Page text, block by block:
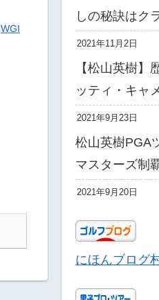
WGI
しの秘訣はク
2021年11月2日
【松山英樹】
ッティ・キャ
2021年9月23日
松山英樹PGA
マスターズ制
2021年9月20日
にほんブログ